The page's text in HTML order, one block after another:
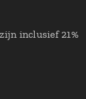
inclusief 21%